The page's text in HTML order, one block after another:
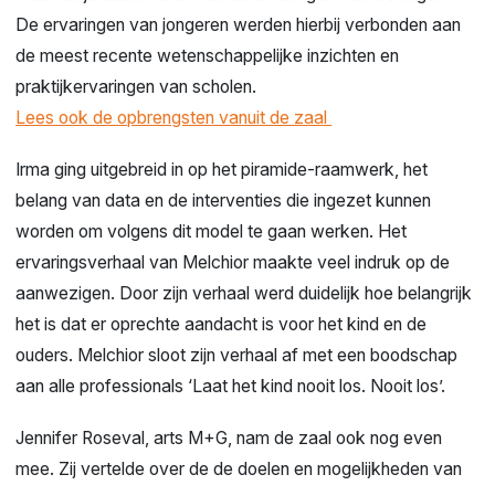
De ervaringen van jongeren werden hierbij verbonden aan
de meest recente wetenschappelijke inzichten en
praktijkervaringen van scholen.
Lees ook de opbrengsten vanuit de zaal
Irma ging uitgebreid in op het piramide-raamwerk, het
belang van data en de interventies die ingezet kunnen
worden om volgens dit model te gaan werken. Het
ervaringsverhaal van Melchior maakte veel indruk op de
aanwezigen. Door zijn verhaal werd duidelijk hoe belangrijk
het is dat er oprechte aandacht is voor het kind en de
ouders. Melchior sloot zijn verhaal af met een boodschap
aan alle professionals ‘Laat het kind nooit los. Nooit los’.
Jennifer Roseval, arts M+G, nam de zaal ook nog even
mee. Zij vertelde over de de doelen en mogelijkheden van